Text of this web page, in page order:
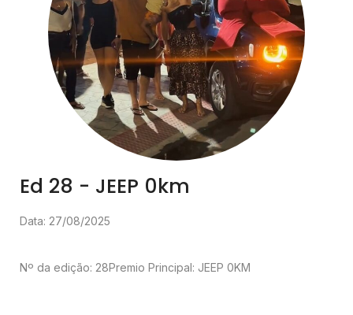
Ed 28 - JEEP 0km
Data: 27/08/2025
Nº da edição: 28Premio Principal: JEEP 0KM